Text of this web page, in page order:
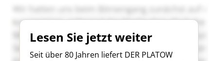
Lesen Sie jetzt weiter
Seit über 80 Jahren liefert DER PLATOW